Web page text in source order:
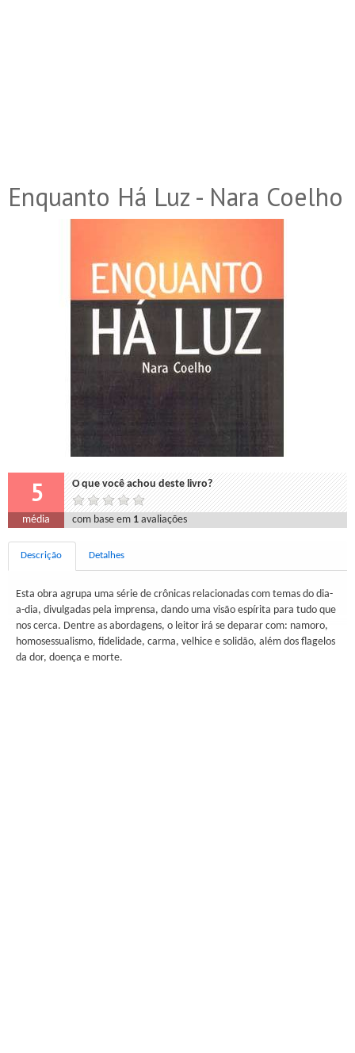
Enquanto Há Luz - Nara Coelho
5 O que você achou deste livro?
média com base em 1 avaliações
Descrição Detalhes
Esta obra agrupa uma série de crônicas relacionadas com temas do dia-
a-dia, divulgadas pela imprensa, dando uma visão espírita para tudo que
nos cerca. Dentre as abordagens, o leitor irá se deparar com: namoro,
homosessualismo, fidelidade, carma, velhice e solidão, além dos flagelos
da dor, doença e morte.